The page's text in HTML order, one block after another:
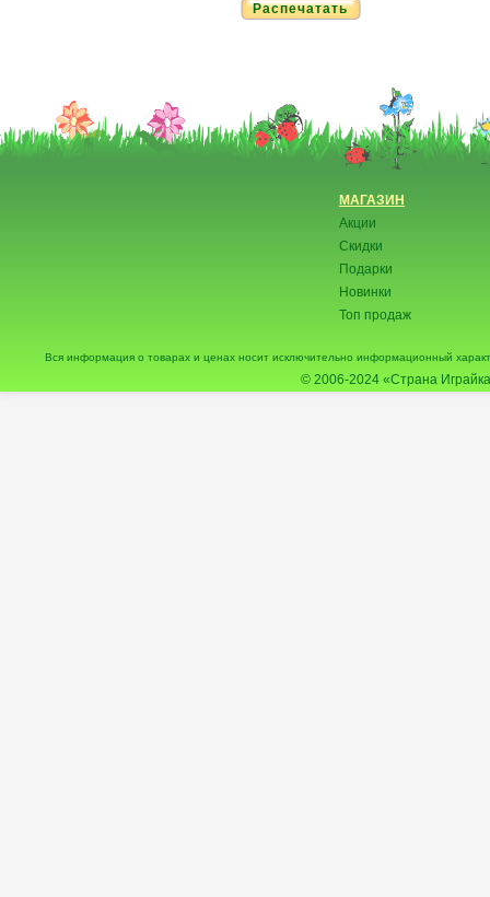
Распечатать
МАГАЗИН
Акции
Скидки
Подарки
Новинки
Топ продаж
Вся информация о товарах и ценах носит исключительно информационный
© 2006-2024 «Страна